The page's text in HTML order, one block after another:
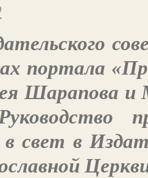
портала
Шарапова
свет в